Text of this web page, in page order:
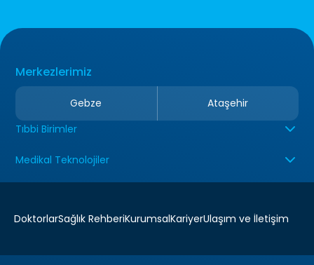
Merkezlerimiz
Gebze
Ataşehir
Tıbbi Birimler
Medikal Teknolojiler
DoktorlarSağlık RehberiKurumsalKariyerUlaşım ve İletişim